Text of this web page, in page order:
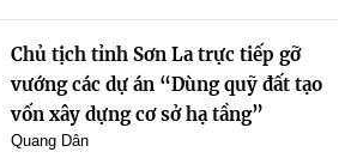
Chủ tịch tỉnh Sơn La trực tiếp gỡ
vướng các dự án “Dùng quỹ đất tạo
vốn xây dựng cơ sở hạ tầng”
Quang Dân